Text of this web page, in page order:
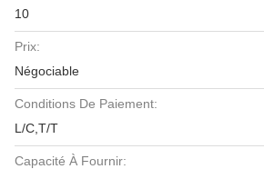
10
Prix:
Négociable
Conditions De Paiement:
L/C,T/T
Capacité À Fournir: